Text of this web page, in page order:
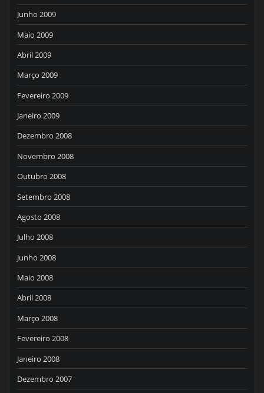
Junho 2009
Maio 2009
Abril 2009
Março 2009
Fevereiro 2009
Janeiro 2009
Dezembro 2008
Novembro 2008
Outubro 2008
Setembro 2008
Agosto 2008
Julho 2008
Junho 2008
Maio 2008
Abril 2008
Março 2008
Fevereiro 2008
Janeiro 2008
Dezembro 2007